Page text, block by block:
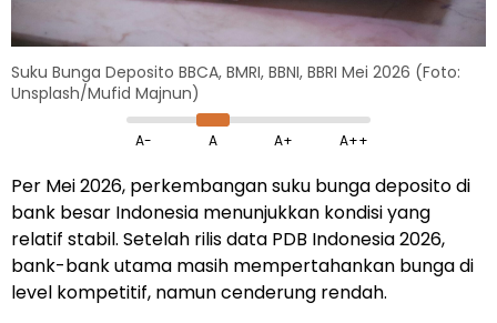
Suku Bunga Deposito BBCA, BMRI, BBNI, BBRI Mei 2026 (Foto:
Unsplash/Mufid Majnun)
A- A A+ A++
Per Mei 2026, perkembangan suku bunga deposito di
bank besar Indonesia menunjukkan kondisi yang
relatif stabil. Setelah rilis data PDB Indonesia 2026,
bank-bank utama masih mempertahankan bunga di
level kompetitif, namun cenderung rendah.